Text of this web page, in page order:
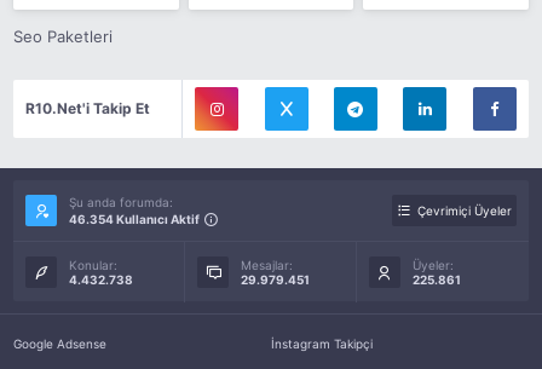
Seo Paketleri
R10.Net'i Takip Et
Şu anda forumda:
46.354 Kullanıcı Aktif
Çevrimiçi Üyeler
Konular:
4.432.738
Mesajlar:
29.979.451
Üyeler:
225.861
Google Adsense İnstagram Takipçi